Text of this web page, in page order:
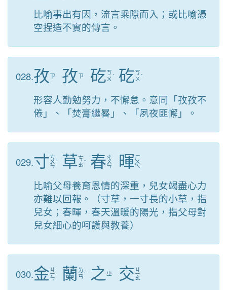
比喻事出有因，流言乘隙而入；或比喻憑
空捏造不實的傳言。
028.孜ㄗ 孜ㄗ 矻ㄎ
ㄨ ˋ 矻ㄎ
ㄨ ˋ
形容人勤勉努力，不懈怠。意同「孜孜不
倦」、「焚膏繼晷」、「夙夜匪懈」。
029.寸ㄘ
ㄨ
ㄣ
ˋ 草ㄘ
ㄠˇ 春ㄔ
ㄨ
ㄣ 暉ㄏ
ㄨ
ㄟ
比喻父母養育恩情的深重，兒女竭盡心力
亦難以回報。（寸草，一寸長的小草，指
兒女；春暉，春天溫暖的陽光，指父母對
兒女細心的呵護與教養）
030.金 ㄐ
ㄧ
ㄣ 蘭ㄌ
ㄢ ˊ 之 ㄓ 交 ㄐ
ㄧ
ㄠ